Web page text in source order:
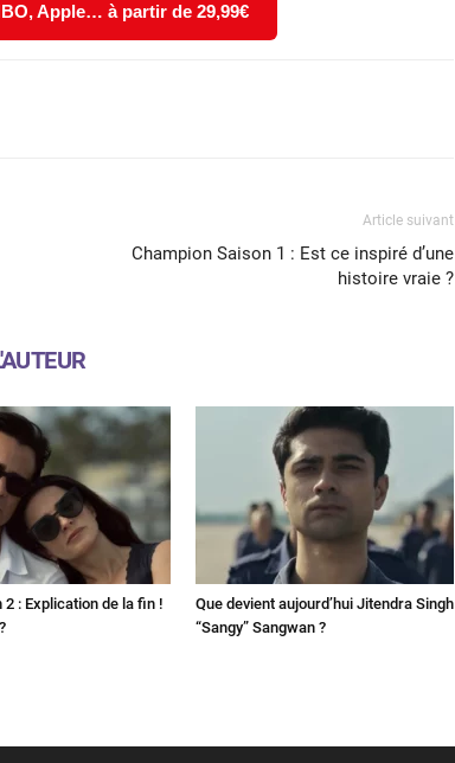
Apple… à partir de 29,99€
Article suivant
Champion Saison 1 : Est ce inspiré d’une
histoire vraie ?
2 : Explication de la fin !
Que devient aujourd’hui Jitendra Singh
“Sangy” Sangwan ?